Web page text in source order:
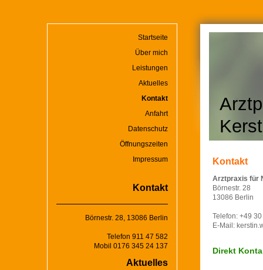
Startseite
Über mich
Leistungen
Aktuelles
Kontakt
Anfahrt
Datenschutz
Öffnungszeiten
Impressum
Kontakt
Börnestr. 28, 13086 Berlin
Telefon 911 47 582
Mobil 0176 345 24 137
Aktuelles
Kontakt
Arztpraxis für
Börnestr. 28
13086 Berlin
Telefon: +49
E-Mail:
Direkt